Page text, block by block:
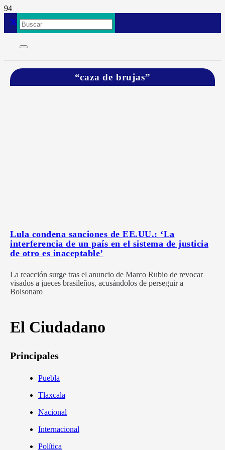
“caza de brujas”
Lula condena sanciones de EE.UU.: ‘La
interferencia de un país en el sistema de justicia
de otro es inaceptable’
La reacción surge tras el anuncio de Marco Rubio de revocar
visados a jueces brasileños, acusándolos de perseguir a
Bolsonaro
El Ciudadano
Principales
Puebla
Tlaxcala
Nacional
Internacional
Política